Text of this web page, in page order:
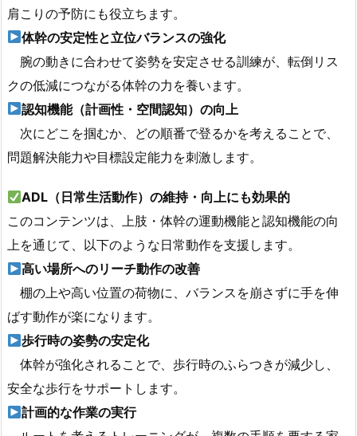
肩こりの予防にも役立ちます。
体幹の安定性と立位バランスの強化
腕の動きに合わせて姿勢を安定させる訓練が、転倒リス
クの低減につながる体幹の力を養います。
認知機能（計画性・空間認知）の向上
次にどこを掴むか、どの順番で登るかを考えることで、
問題解決能力や目標設定能力を刺激します。
ADL（日常生活動作）の維持・向上にも効果的
このコンテンツは、上肢・体幹の運動機能と認知機能の向
上を通じて、以下のような日常動作を支援します。
高い場所へのリーチ動作の改善
棚の上や高い位置の荷物に、バランスを崩さずに手を伸
ばす動作が楽になります。
歩行時の姿勢の安定化
体幹が強化されることで、歩行時のふらつきが減少し、
安全な歩行をサポートします。
計画的な作業の実行